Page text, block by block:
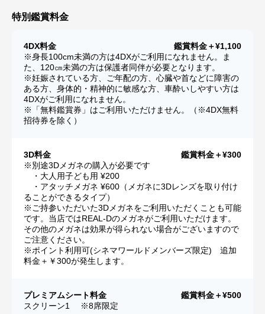
特別鑑賞料金
4DX料金
鑑賞料金＋¥1,100
※身長100cm未満の方は4DXがご利用になれません。ま
た、120㎝未満の方は保護者同伴が必要となります。
※妊娠されている方、ご年配の方、心臓や首などに障害の
ある方、身体的・精神的に敏感な方、車酔いしやすい方は
4DXがご利用になれません。
※「無料鑑賞券」はご利用いただけません。（※4DX無料
招待券を除く）
3D料金
鑑賞料金＋¥300
※別途3Dメガネの購入が必要です
・大人用子ども用 ¥200
・アタッチメガネ ¥600（メガネに3Dレンズを取り付け
ることができるタイプ）
※ご持参いただいた3Dメガネをご利用いただくことも可能
です。当店ではREAL-Dのメガネがご利用いただけます。
その他のメガネは効果が得られない場合がございますので
ご注意ください。
※ポイント利用可(シネマワールドメンバーズ限定) 追加
料金＋￥300が発生します。
プレミアムシート料金
鑑賞料金＋¥500
スクリーン1 ※8席限定